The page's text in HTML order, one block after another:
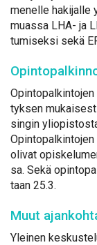
me­nel­le ha­ki­jal­le
muas­sa LHA- ja
tu­mi­sek­si se­kä
tyk­sen
sin­gin
oli­vat
sa. Se­kä
taan 25.3.
Muut
Ylei­nen